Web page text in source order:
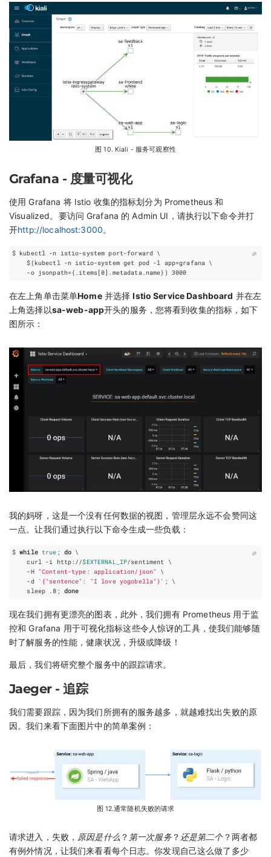
图 10. Kiali - 服务可观察性
Grafana - 度量可视化
使用 Grafana 将 Istio 收集的指标划分为 Prometheus 和
Visualized。要访问 Grafana 的 Admin UI，请执行以下命令并打
开http://localhost:3000。
$ kubectl -n istio-system port-forward
$(kubectl -n istio-system get pod -l app=grafana
    -o
jsonpath={ .items[0] .metadata.name} ) 3000
在左上角单击菜单Home并选择Istio Service Dashboard 并在左
上角选择以sa-web-app开头的服务，您将看到收集的指标，如下
图所示：
我的妈呀，这是一个没有任何数据的视图，管理层永远不会赞同这
一点。让我们通过执行以下命令生成一些负载：
$ while true ; do
    curl -i http://
$EXTERNAL_IP/sentiment
    -H
"Content-type: application/json"
    -d
'{"sentence": "I love yogobella"}' ;
    sleep .8
; done
现在我们拥有更漂亮的图表，此外，我们拥有 Prometheus 用于监
控和 Grafana 用于可视化指标这些令人惊讶的工具，使我们能够随
时了解服务的性能，健康状况，升级或降级！
最后，我们将研究整个服务中的跟踪请求。
Jaeger - 追踪
我们需要跟踪，因为我们所拥有的服务越多，就越难找出失败的原
因。我们来看下面图片中的简单案例：
图 12.通常随机失败的请求
请求进入，失败， 原因是什么 ？ 第一次服务？ 还是第二个？两者都
有例外情况，让我们来看看每个日志。你发现自己这么做了多少